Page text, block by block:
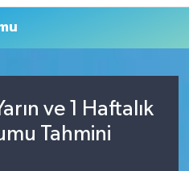
ve 1 Haftalık
Tahmini
ve Fikstür